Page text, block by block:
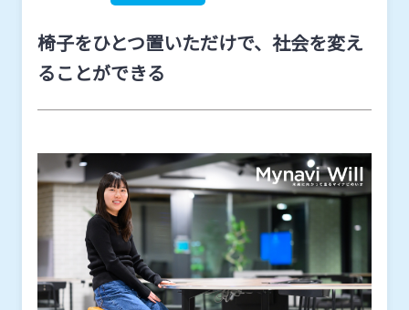
椅子をひとつ置いただけで、社会を変え
ることができる